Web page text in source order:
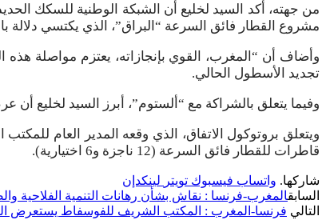
من جهته، أكد السيد لخليع أن الشبكة الوطنية للسكك
مشروع القطار فائق السرعة “البراق”، الذي يكتسي دلالة
وأضاف أن “المغرب، القوي بإنجازاته، يعتزم مواصلة
تجديد الأسطول الحالي.
وفيما يتعلق بالشراكة مع “ألستوم”، أبرز السيد لخليع
ويتعلق بروتوكول الاتفاق، الذي وقعه المدير العام
قاطرات للقطار فائق السرعة (12 ناجزة و6 اختيارية).
شاركها. واتساب فيسبوك تويتر لينكدإن
السابقالمغرب-فرنسا : نقاش بشأن رهانات التنمية الفلاحية
التالي فرنسا-المغرب : المكتب الشريف للفوسفاط يستعرض